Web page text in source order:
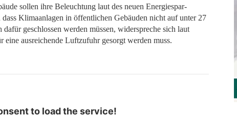
sollen ihre Beleuchtung laut des neuen Energiespar-
Klimaanlagen in öffentlichen Gebäuden nicht auf unter 27
geschlossen werden müssen, widerspreche sich laut
ausreichende Luftzufuhr gesorgt werden muss.
to load the service!